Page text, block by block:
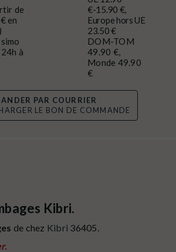
de
en
à
€-15.90 €,
Europe hors UE
23.50 €
DOM-TOM
49.90 €,
Monde 49.90
€
PAR COURRIER
LE BON DE COMMANDE
Kibri.
de chez Kibri 36405.